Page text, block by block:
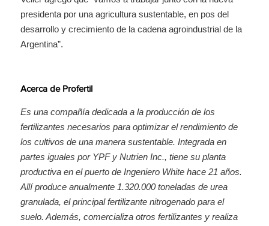
presidenta por una agricultura sustentable, en pos del
desarrollo y crecimiento de la cadena agroindustrial de la
Argentina”.
Acerca de Profertil
Es una compañía dedicada a la producción de los
fertilizantes necesarios para optimizar el rendimiento de
los cultivos de una manera sustentable. Integrada en
partes iguales por YPF y Nutrien Inc., tiene su planta
productiva en el puerto de Ingeniero White hace 21 años.
Allí produce anualmente 1.320.000 toneladas de urea
granulada, el principal fertilizante nitrogenado para el
suelo. Además, comercializa otros fertilizantes y realiza